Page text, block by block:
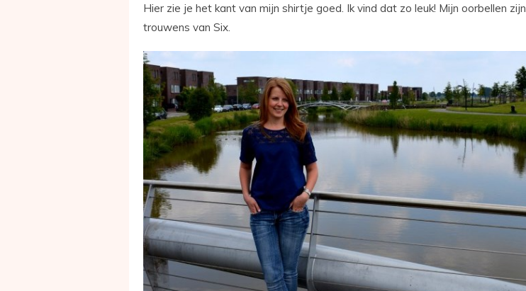
Hier zie je het kant van mijn shirtje goed. Ik vind dat zo leuk! Mijn oorbellen zijn
trouwens van Six.